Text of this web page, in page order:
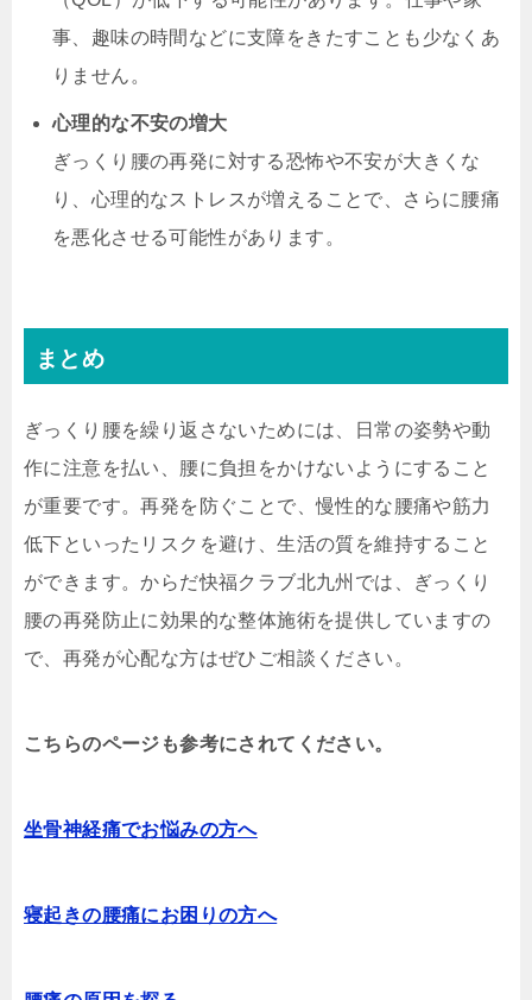
事、趣味の時間などに支障をきたすことも少なくあ
りません。
心理的な不安の増大
ぎっくり腰の再発に対する恐怖や不安が大きくな
り、心理的なストレスが増えることで、さらに腰痛
を悪化させる可能性があります。
まとめ
ぎっくり腰を繰り返さないためには、日常の姿勢や動
作に注意を払い、腰に負担をかけないようにすること
が重要です。再発を防ぐことで、慢性的な腰痛や筋力
低下といったリスクを避け、生活の質を維持すること
ができます。からだ快福クラブ北九州では、ぎっくり
腰の再発防止に効果的な整体施術を提供していますの
で、再発が心配な方はぜひご相談ください。
こちらのページも参考にされてください。
坐骨神経痛でお悩みの方へ
寝起きの腰痛にお困りの方へ